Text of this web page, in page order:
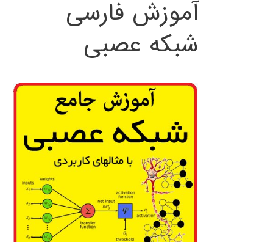
آموزش فارسی
شبکه عصبی